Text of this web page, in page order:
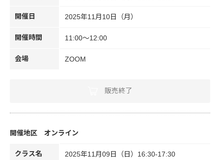
開催日 2025年11月10日（月）
開催時間 11:00～12:00
会場 ZOOM
販売終了
オンライン
クラス名 2025年11月09日（日）16:30-17:30